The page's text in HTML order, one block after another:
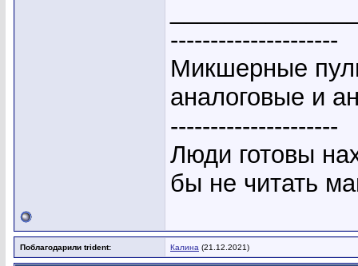
---------------------
Микшерные
аналоговые и
---------------------
Люди готовы
бы не читать
Поблагодарили trident: Калина (21.12.2021)